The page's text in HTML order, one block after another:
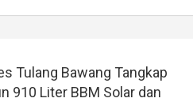
Tulang Bawang Tangkap
910 Liter BBM Solar dan